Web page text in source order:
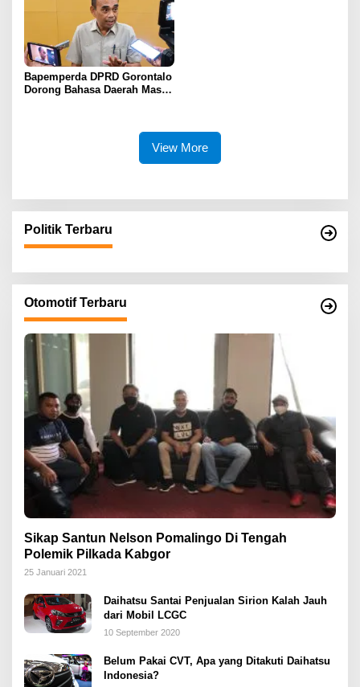
Bapemperda DPRD Gorontalo
Dorong Bahasa Daerah Masuk
View More
Politik Terbaru
Otomotif Terbaru
Sikap Santun Nelson Pomalingo Di Tengah
Polemik Pilkada Kabgor
25 Januari 2021
Daihatsu Santai Penjualan Sirion Kalah Jauh
dari Mobil LCGC
10 September 2020
Belum Pakai CVT, Apa yang Ditakuti Daihatsu
Indonesia?